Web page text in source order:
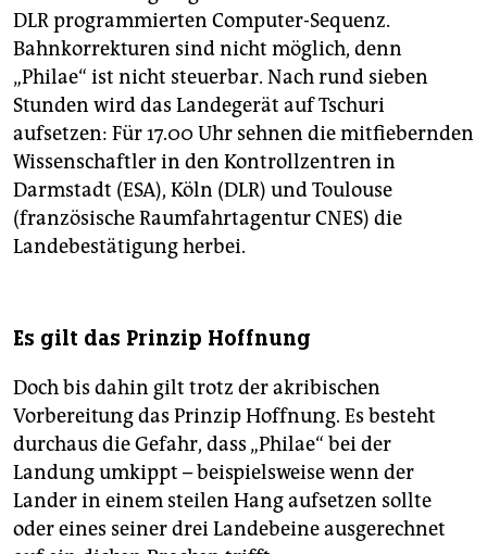
DLR programmierten Computer-Sequenz.
Bahnkorrekturen sind nicht möglich, denn
„Philae“ ist nicht steuerbar. Nach rund sieben
Stunden wird das Landegerät auf Tschuri
aufsetzen: Für 17.00 Uhr sehnen die mitfiebernden
Wissenschaftler in den Kontrollzentren in
Darmstadt (ESA), Köln (DLR) und Toulouse
(französische Raumfahrtagentur CNES) die
Landebestätigung herbei.
Es gilt das Prinzip Hoffnung
Doch bis dahin gilt trotz der akribischen
Vorbereitung das Prinzip Hoffnung. Es besteht
durchaus die Gefahr, dass „Philae“ bei der
Landung umkippt – beispielsweise wenn der
Lander in einem steilen Hang aufsetzen sollte
oder eines seiner drei Landebeine ausgerechnet